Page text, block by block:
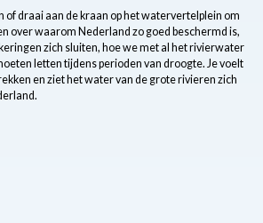
of draai aan de kraan op het watervertelplein om
over waarom Nederland zo goed beschermd is,
zich sluiten, hoe we met al het rivierwater
letten tijdens perioden van droogte. Je voelt
en ziet het water van de grote rivieren zich